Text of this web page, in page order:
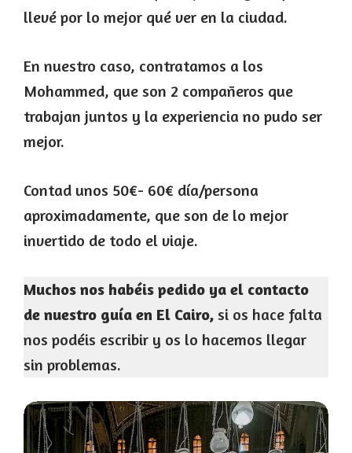
llevé por lo mejor qué ver en la ciudad.
En nuestro caso, contratamos a los
Mohammed, que son 2 compañeros que
trabajan juntos y la experiencia no pudo ser
mejor.
Contad unos 50€- 60€ día/persona
aproximadamente, que son de lo mejor
invertido de todo el viaje.
Muchos nos habéis pedido ya el contacto
de nuestro guía en El Cairo, si os hace falta
nos podéis escribir y os lo hacemos llegar
sin problemas.